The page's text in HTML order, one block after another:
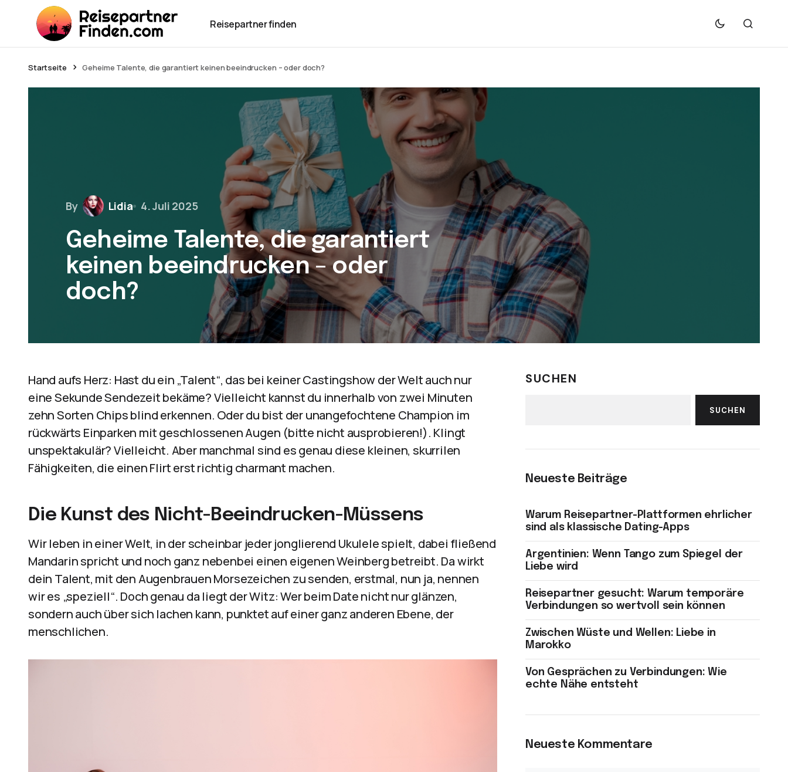
Reisepartner finden
Startseite Geheime Talente, die garantiert keinen beeindrucken – oder doch?
By Lidia 4. Juli 2025
Geheime Talente, die garantiert
keinen beeindrucken – oder
doch?
Hand aufs Herz: Hast du ein „Talent“, das bei keiner Castingshow der Welt auch nur
eine Sekunde Sendezeit bekäme? Vielleicht kannst du innerhalb von zwei Minuten
zehn Sorten Chips blind erkennen. Oder du bist der unangefochtene Champion im
rückwärts Einparken mit geschlossenen Augen (bitte nicht ausprobieren!). Klingt
unspektakulär? Vielleicht. Aber manchmal sind es genau diese kleinen, skurrilen
Fähigkeiten, die einen Flirt erst richtig charmant machen.
Die Kunst des Nicht-Beeindrucken-Müssens
Wir leben in einer Welt, in der scheinbar jeder jonglierend Ukulele spielt, dabei fließend
Mandarin spricht und noch ganz nebenbei einen eigenen Weinberg betreibt. Da wirkt
dein Talent, mit den Augenbrauen Morsezeichen zu senden, erstmal, nun ja, nennen
wir es „speziell“. Doch genau da liegt der Witz: Wer beim Date nicht nur glänzen,
sondern auch über sich lachen kann, punktet auf einer ganz anderen Ebene, der
menschlichen.
SUCHEN
SUCHEN
Neueste Beiträge
Warum Reisepartner-Plattformen ehrlicher
sind als klassische Dating-Apps
Argentinien: Wenn Tango zum Spiegel der
Liebe wird
Reisepartner gesucht: Warum temporäre
Verbindungen so wertvoll sein können
Zwischen Wüste und Wellen: Liebe in
Marokko
Von Gesprächen zu Verbindungen: Wie
echte Nähe entsteht
Neueste Kommentare